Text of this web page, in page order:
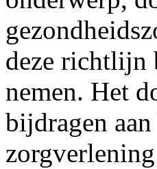
deze richtlijn
nemen. Het
bijdragen